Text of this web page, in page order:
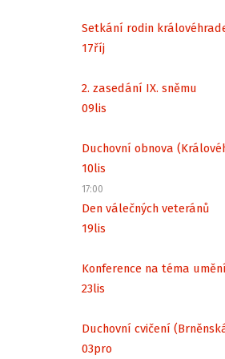
Setkání rodin
17říj
2. zasedání IX. sněmu
09lis
Duchovní obnova
10lis
17:00
Den válečných veteránů
19lis
Konference na téma
23lis
Duchovní cvičení
03pro